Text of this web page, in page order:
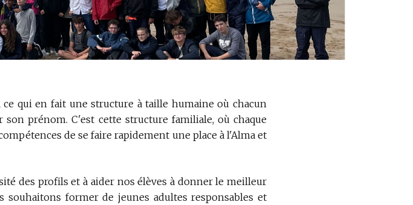
qui en fait une structure à taille humaine où chacun
prénom. C'est cette structure familiale, où chaque
de se faire rapidement une place à l'Alma et
des profils et à aider nos élèves à donner le meilleur
former de jeunes adultes responsables et